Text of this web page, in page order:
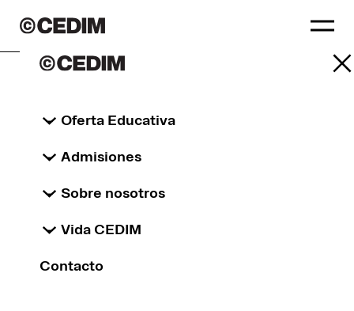
Oferta Educativa
Admisiones
Sobre nosotros
Vida CEDIM
Contacto
con Arquitectura
de Espacios y Experiencias en Interiores
Oferta educativa
Plan de estudios